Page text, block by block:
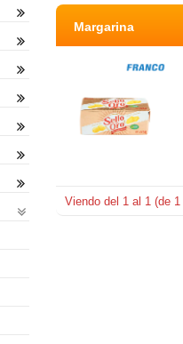
Margarina
Viendo del 1 al 1 (de 1